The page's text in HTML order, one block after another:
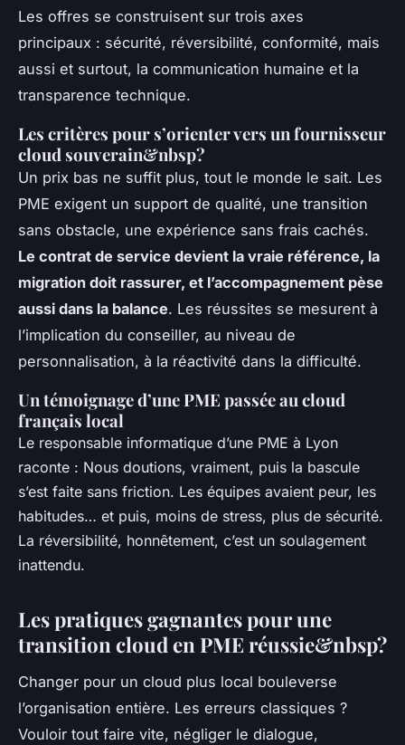
Les offres se construisent sur trois axes
principaux : sécurité, réversibilité, conformité, mais
aussi et surtout, la communication humaine et la
transparence technique.
Les critères pour s’orienter vers un fournisseur
cloud souverain&nbsp?
Un prix bas ne suffit plus, tout le monde le sait. Les
PME exigent un support de qualité, une transition
sans obstacle, une expérience sans frais cachés.
Le contrat de service devient la vraie référence, la
migration doit rassurer, et l’accompagnement pèse
aussi dans la balance. Les réussites se mesurent à
l’implication du conseiller, au niveau de
personnalisation, à la réactivité dans la difficulté.
Un témoignage d’une PME passée au cloud
français local
Le responsable informatique d’une PME à Lyon
raconte : Nous doutions, vraiment, puis la bascule
s’est faite sans friction. Les équipes avaient peur, les
habitudes… et puis, moins de stress, plus de sécurité.
La réversibilité, honnêtement, c’est un soulagement
inattendu.
Les pratiques gagnantes pour une
transition cloud en PME réussie&nbsp?
Changer pour un cloud plus local bouleverse
l’organisation entière. Les erreurs classiques ?
Vouloir tout faire vite, négliger le dialogue,